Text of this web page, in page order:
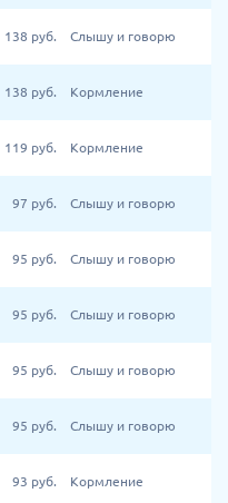
138 руб. Слышу и говорю
138 руб. Кормление
119 руб. Кормление
97 руб. Слышу и говорю
95 руб. Слышу и говорю
95 руб. Слышу и говорю
95 руб. Слышу и говорю
95 руб. Слышу и говорю
93 руб. Кормление